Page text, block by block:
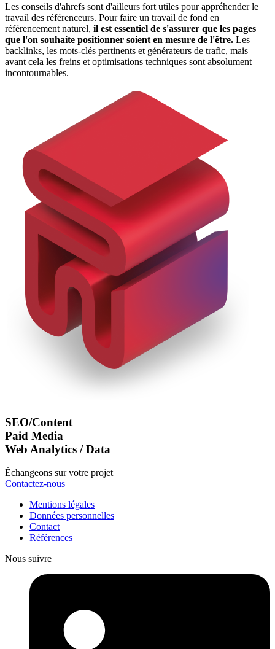
Les conseils d'ahrefs sont d'ailleurs fort utiles pour appréhender le
travail des référenceurs. Pour faire un travail de fond en
référencement naturel, il est essentiel de s'assurer que les pages
que l'on souhaite positionner soient en mesure de l'être. Les
backlinks, les mots-clés pertinents et générateurs de trafic, mais
avant cela les freins et optimisations techniques sont absolument
incontournables.
SEO/Content
Paid Media
Web Analytics / Data
Échangeons sur votre projet
Contactez-nous
Mentions légales
Données personnelles
Contact
Références
Nous suivre